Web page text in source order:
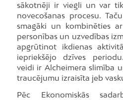
sākotnēji ir viegli un var
novecošanas procesu.
smagāki un kombinēties
personības un uzvedības
apgrūtinot ikdienas
iepriekšējo dzīves
veidi ir Alcheimera slimība
traucējumu izraisīta jeb
Pēc Ekonomiskās